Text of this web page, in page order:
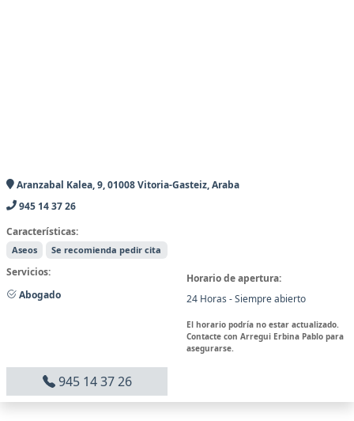
Aranzabal Kalea, 9, 01008 Vitoria-Gasteiz, Araba
945 14 37 26
Características:
Aseos Se recomienda pedir cita
Servicios:
Abogado
Horario de apertura:
24 Horas - Siempre abierto
El horario podría no estar actualizado.
Contacte con Arregui Erbina Pablo para
asegurarse.
945 14 37 26